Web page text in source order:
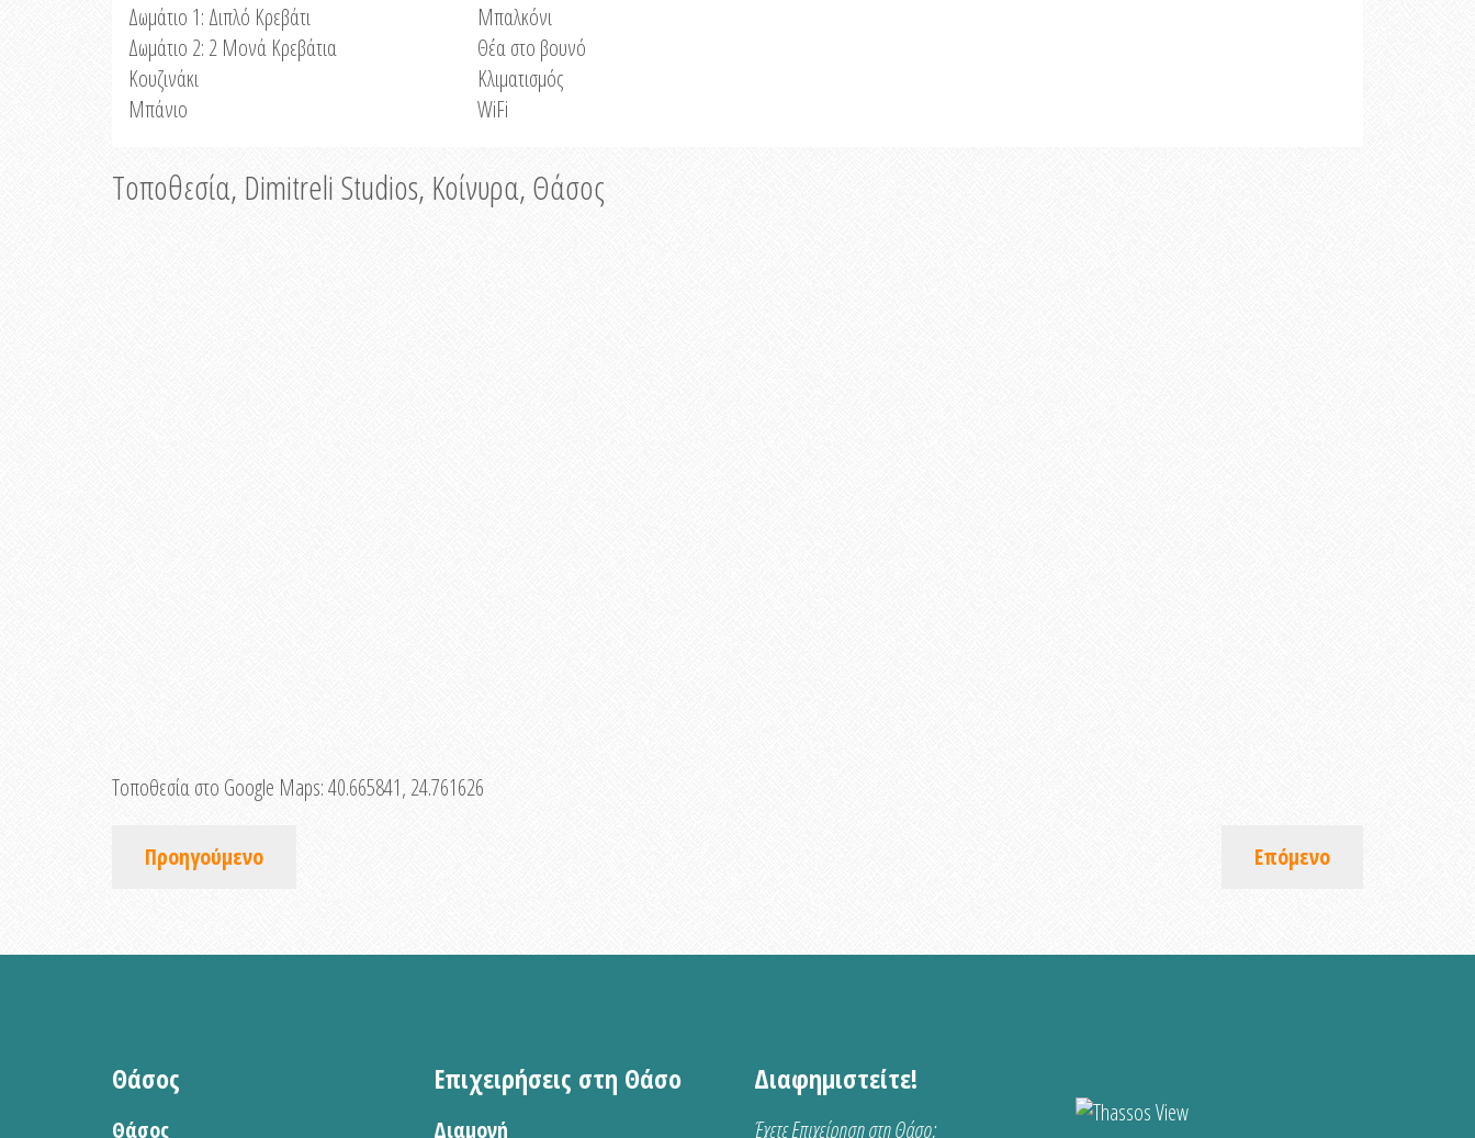
Δωμάτιο 1: Διπλό Κρεβάτι
Δωμάτιο 2: 2 Μονά Κρεβάτια
Κουζινάκι
Μπάνιο
Μπαλκόνι
Θέα στο βουνό
Κλιματισμός
WiFi
Τοποθεσία, Dimitreli Studios, Κοίνυρα, Θάσος
Τοποθεσία στο Google Maps:40.665841, 24.761626
Προηγούμενο Επόμενο
Θάσος
Θάσος
Επιχειρήσεις στη Θάσο
Διαμονή
Διαφημιστείτε!
Έχετε Επιχείρηση στη Θάσο;